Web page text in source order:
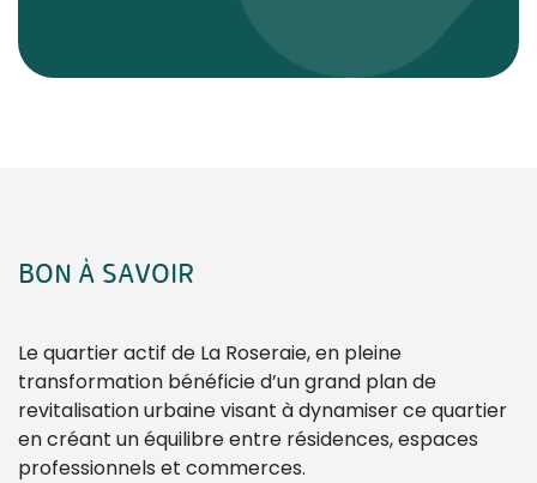
BON À SAVOIR
Le quartier actif de La Roseraie, en pleine
transformation bénéficie d’un grand plan de
revitalisation urbaine visant à dynamiser ce quartier
en créant un équilibre entre résidences, espaces
professionnels et commerces.